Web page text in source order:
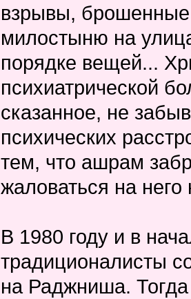
взрывы,
милостыню на
порядке вещей...
психиатрической
сказанное, не
психических
тем, что ашрам
жаловаться на
В 1980 году и в
традиционалисты
на Раджниша.